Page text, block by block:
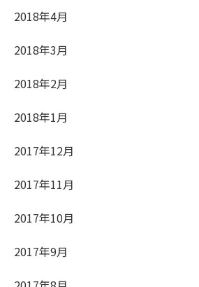
2018年4月
2018年3月
2018年2月
2018年1月
2017年12月
2017年11月
2017年10月
2017年9月